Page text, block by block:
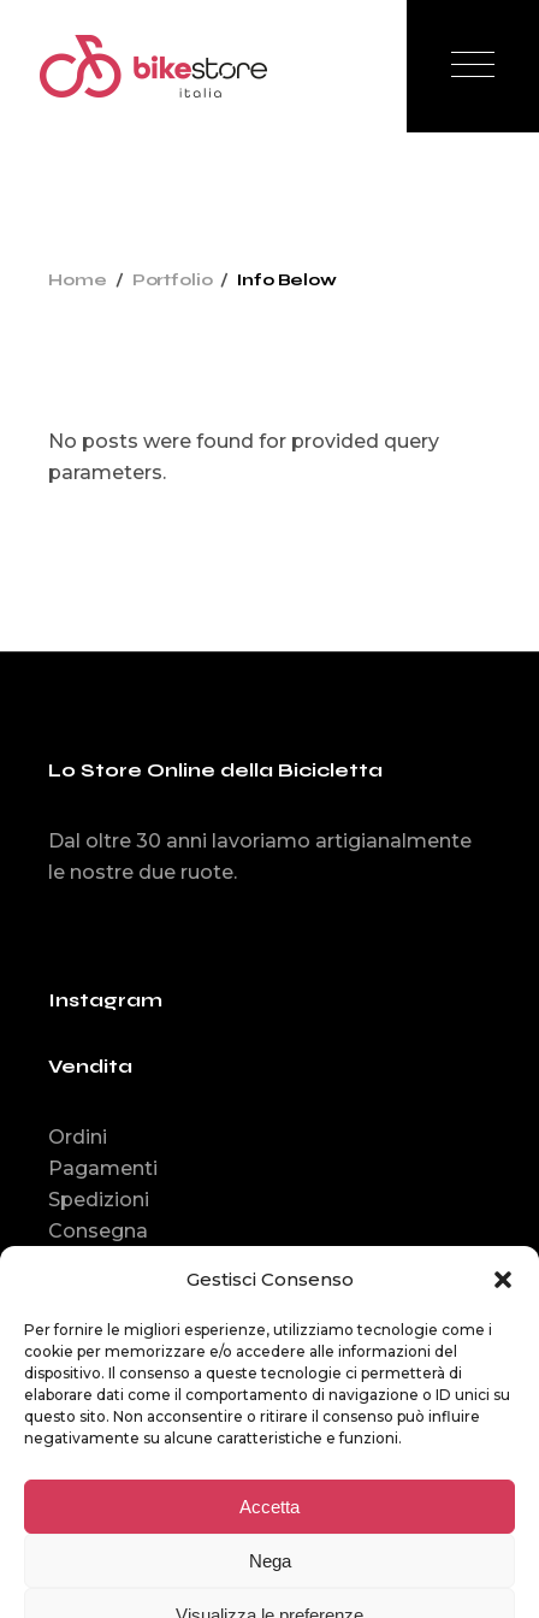
Gestisci Consenso
Per fornire le migliori esperienze, utilizziamo tecnologie come i
cookie per memorizzare e/o accedere alle informazioni del
dispositivo. Il consenso a queste tecnologie ci permetterà di
elaborare dati come il comportamento di navigazione o ID unici su
questo sito. Non acconsentire o ritirare il consenso può influire
negativamente su alcune caratteristiche e funzioni.
Accetta
Nega
Home Portfolio Info Below
No posts were found for provided query
parameters.
Lo Store Online della Bicicletta
Dal oltre 30 anni lavoriamo artigianalmente
le nostre due ruote.
Instagram
Vendita
Ordini
Pagamenti
Spedizioni
Consegna
Contatti
Assistenza:
+39366 247 9452
@gmail.com